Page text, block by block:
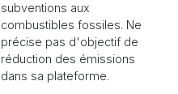
subventions aux
combustibles fossiles. Ne
précise pas d'objectif de
réduction des émissions
dans sa plateforme.